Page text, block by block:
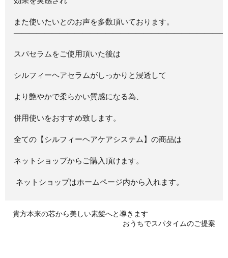
また使いたいとのお声を多数頂いております。
スパセラムをご使用頂いた後は ⁡
シルフィーヘアセラムがしっかりと浸透して ⁡
より艶やかで柔らかい質感になる為、 ⁡
併用使いをおすすめ致します。 ⁡
全ての【シルフィーヘアケアシステム】の商品は ⁡
ネットショップからご購入頂けます。
⁡ ネットショップはホームページ内から入れます。 ⁡ ⁡ ⁡
貴方本来の芯から美しい素髪へと導きます
おうちでスパタイムのご提案